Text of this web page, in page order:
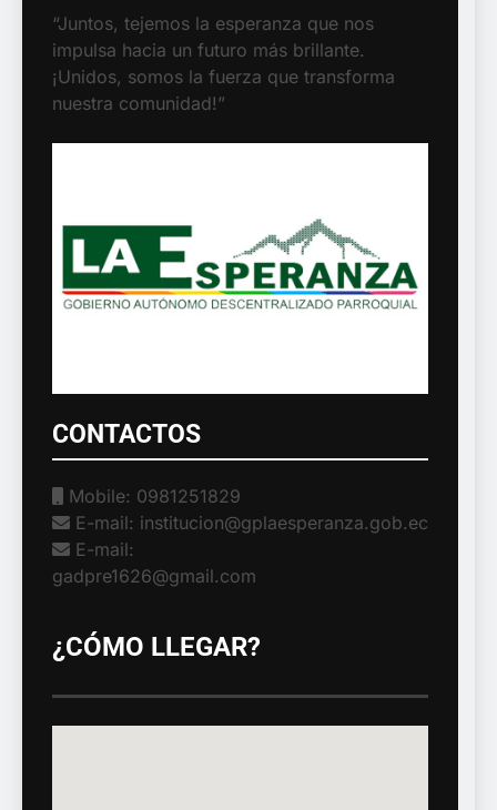
“Juntos, tejemos la esperanza que nos
impulsa hacia un futuro más brillante.
¡Unidos, somos la fuerza que transforma
nuestra comunidad!”
CONTACTOS
Mobile: 0981251829
E-mail: institucion@gplaesperanza.gob.ec
E-mail:
gadpre1626@gmail.com
¿CÓMO LLEGAR?